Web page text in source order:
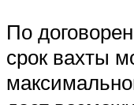
По
срок вахты